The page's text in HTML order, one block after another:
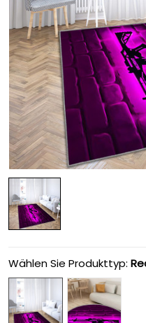
Wählen Sie Produkttyp: